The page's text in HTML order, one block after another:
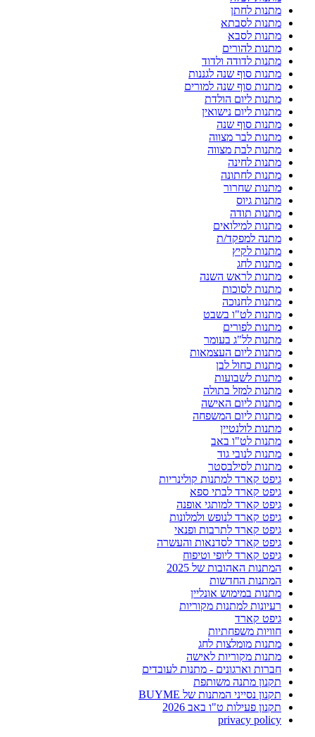
מתנות לחתן
מתנות לסבתא
מתנות לסבא
מתנות להורים
מתנות לדודה ולדוד
מתנות סוף שנה לגננות
מתנות סוף שנה למורים
מתנות ליום הולדת
מתנות ליום נישואין
מתנות סוף שנה
מתנות לבר מצווה
מתנות לבת מצווה
מתנות לחינה
מתנות לחתונה
מתנות שחרור
מתנות גיוס
מתנות תודה
מתנות למילואים
מתנה למפקד/ת
מתנות לקיץ
מתנות לחג
מתנות לראש השנה
מתנות לסוכות
מתנות לחנוכה
מתנות לט"ו בשבט
מתנות לפורים
מתנות לל"ג בעומר
מתנות ליום העצמאות
מתנות כחול לבן
מתנות לשבועות
מתנות למזל בתולה
מתנות ליום האישה
מתנות ליום המשפחה
מתנות לולנטיין
מתנות לט"ו באב
מתנות לנובי גוד
מתנות לסילבסטר
גיפט קארד למתנות קולינריות
גיפט קארד לבתי ספא
גיפט קארד למותגי אופנה
גיפט קארד לנופש ולמלונות
גיפט קארד לתרבות ופנאי
גיפט קארד לסדנאות והעשרה
גיפט קארד ליופי וטיפוח
המתנות האהובות של 2025
המתנות החדשות
מתנות במימוש אונליין
רעיונות למתנות מקוריות
גיפט קארד
חוויות משפחתיות
מתנות מומלצות לחג
מתנות מקוריות לאישה
חברות וארגונים - מתנות לעובדים
תקנון מתנה משותפת
תקנון נסייני המתנות של BUYME
תקנון פעילות ט"ו באב 2026
privacy policy